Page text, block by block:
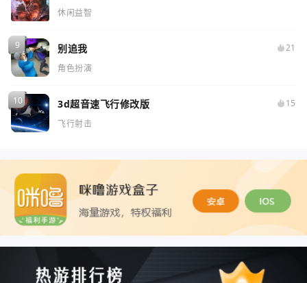
休闲益智
别追我
21
角色扮演
3d超音速飞行修改版
15
飞行射击